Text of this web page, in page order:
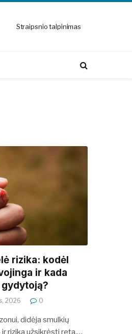
Straipsnio talpinimas
rizika: kodėl
ir kada
2026 0
didėja smulkių
rizika užsikrėsti reta,…